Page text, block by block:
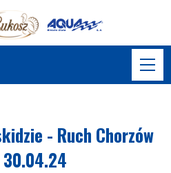
- Ruch Chorzów